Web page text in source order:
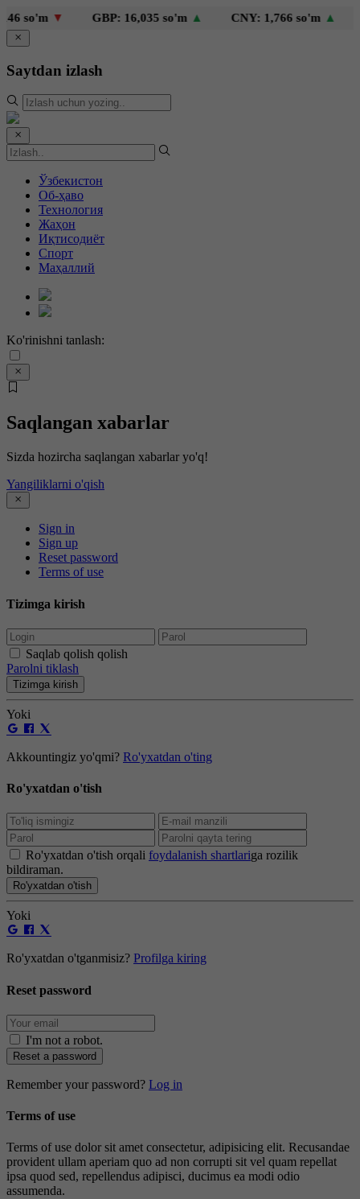
so'm▼ GBP: 16,035 so'm▲ CNY: 1,766 so'm▲
Saytdan izlash
Ўзбекистон
Об-ҳаво
Технология
Жаҳон
Иқтисодиёт
Спорт
Маҳаллий
Ko'rinishni tanlash:
Saqlangan xabarlar
Sizda hozircha saqlangan xabarlar yo'q!
Yangiliklarni o'qish
Sign in
Sign up
Reset password
Terms of use
Tizimga kirish
Saqlab qolish qolish
Parolni tiklash
Tizimga kirish
Yoki
Akkountingiz yo'qmi? Ro'yxatdan o'ting
Ro'yxatdan o'tish
Ro'yxatdan o'tish orqali foydalanish shartlariga rozilik
bildiraman.
Ro'yxatdan o'tish
Yoki
Ro'yxatdan o'tganmisiz? Profilga kiring
Reset password
I'm not a robot.
Reset a password
Remember your password? Log in
Terms of use
Terms of use dolor sit amet consectetur, adipisicing elit. Recusandae
provident ullam aperiam quo ad non corrupti sit vel quam repellat
ipsa quod sed, repellendus adipisci, ducimus ea modi odio
assumenda.